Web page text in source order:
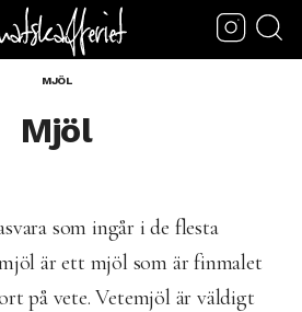
MJÖL
Mjöl
som ingår i de flesta
är ett mjöl som är finmalet
på vete. Vetemjöl är väldigt